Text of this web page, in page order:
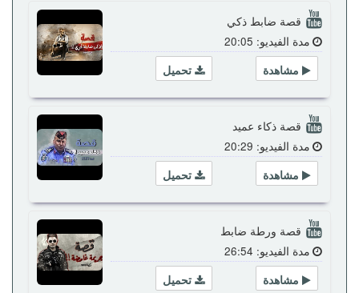
قصة ضابط ذكي
مدة الفيديو: 20:05
تحميل
مشاهدة
قصة ذكاء عميد
مدة الفيديو: 20:29
تحميل
مشاهدة
قصة ورطة ضابط
مدة الفيديو: 26:54
تحميل
مشاهدة